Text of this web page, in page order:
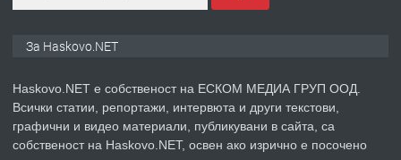
преди 3 дни
ПРЕДЛАГА Продавам парцел в гр. Хасково кв.
За Haskovo.NET
Haskovo.NET е собственост на ЕСКОМ МЕДИА ГРУП ООД.
Всички статии, репортажи, интервюта и други текстови,
графични и видео материали, публикувани в сайта, са
собственост на Haskovo.NET, освен ако изрично е посочено